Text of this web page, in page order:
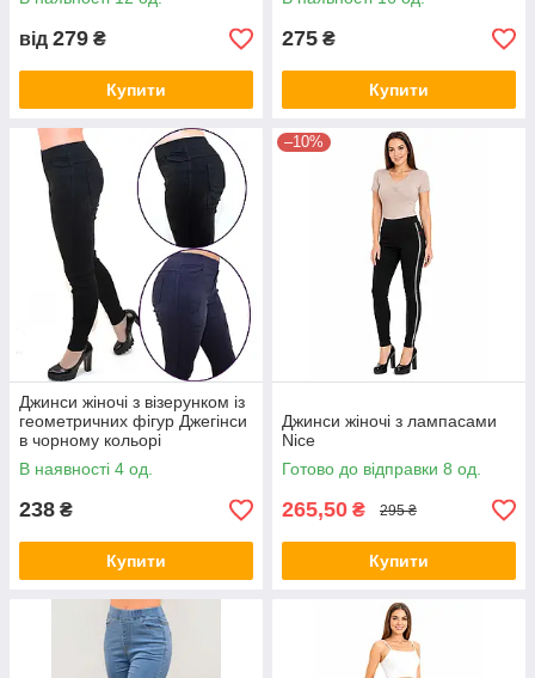
від 279 ₴
Купити
275 ₴
Купити
Джинси жіночі з візерунком із
геометричних фігур Джегінси
в чорному кольорі
В наявності 4 од.
238 ₴
Купити
–10%
Джинси жіночі з лампасами
Nice
Готово до відправки 8 од.
265,50 ₴ 295 ₴
Купити